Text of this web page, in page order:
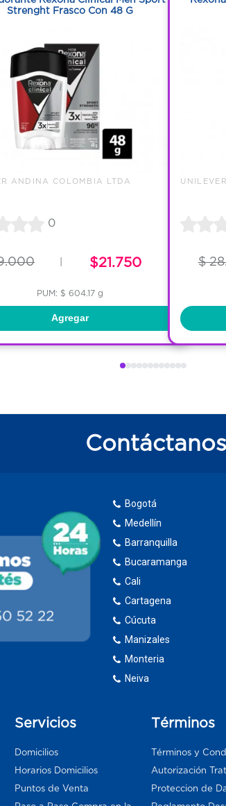
Strenght Frasco Con 48 G
ANDINA COLOMBIA LTDA
0
$21.750
PUM: $ 604.17 g
Agregar
$
Contáctanos
Bogotá
Medellín
Barranquilla
Bucaramanga
Cali
Cartagena
Cúcuta
Manizales
Monteria
Neiva
Servicios
Domicilios
Horarios Domicilios
Puntos de Venta
Términos
Términos y
Autorización
Proteccion de